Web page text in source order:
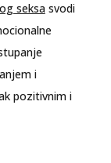
seksasvodi
i
pozitivnim i